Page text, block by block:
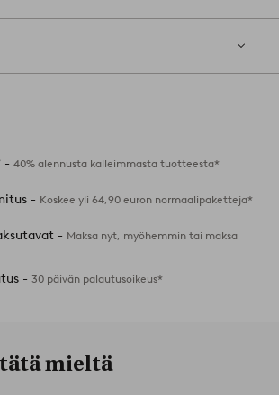
- 40% alennusta kalleimmasta tuotteesta*
- Koskee yli 64,90 euron normaalipaketteja*
- Maksa nyt, myöhemmin tai maksa
- 30 päivän palautusoikeus*
mieltä